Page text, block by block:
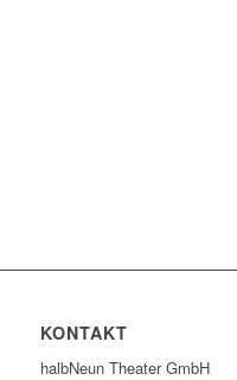
KONTAKT
halbNeun Theater GmbH